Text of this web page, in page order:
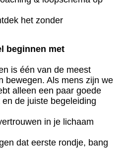
het zonder
beginnen met
is één van de meest
bewegen. Als mens zijn we
alleen een paar goede
de juiste begeleiding
in je lichaam
dat eerste rondje, bang